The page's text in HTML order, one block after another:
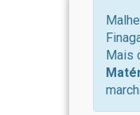
Mais